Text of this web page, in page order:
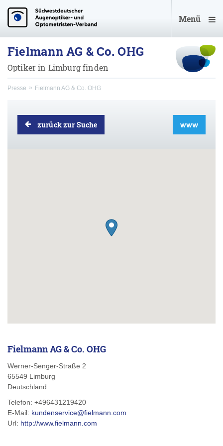
Menü
Fielmann AG & Co. OHG
Optiker in Limburg finden
Presse Fielmann AG & Co. OHG
zurück zur Suche
Fielmann AG & Co. OHG
Werner-Senger-Straße 2
65549 Limburg
Deutschland
Telefon: +496431219420
E-Mail: kundenservice@fielmann.com
Url: http://www.fielmann.com